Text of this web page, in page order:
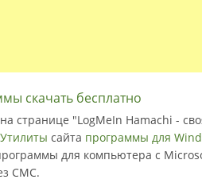
скачать бесплатно
странице "LogMeIn Hamachi -
Утилиты сайта программы для
для компьютера с
СМС.